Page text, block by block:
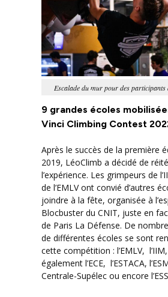
Escalade du mur pour des participants
9 grandes écoles
Vinci Climbing Contest
Après le succès de la première
2019, LéoClimb a décidé de
l’expérience. Les grimpeurs de
de l’EMLV ont convié d’autres
joindre à la fête, organisée à
Blocbuster du CNIT, juste en
de Paris La Défense. De
de différentes écoles se sont
cette compétition : l’EMLV, l’IIM,
également l’ECE, l’ESTACA,
Centrale-Supélec ou encore